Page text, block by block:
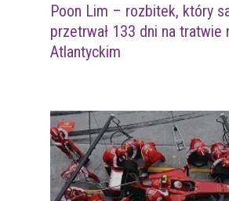
Poon Lim – rozbitek, który
przetrwał 133 dni na tratwie
Atlantyckim